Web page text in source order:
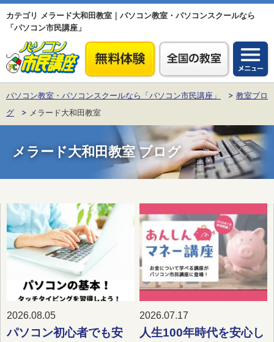
カテゴリ メラード大和田教室｜パソコン教室・パソコンスクールなら
「パソコン市民講座」
パソコン教室・パソコンスクールなら「パソコン市民講座」
教室ブロ
グ
メラード大和田教室
メラード大和田教室ブログ
2026.08.05
パソコン初心者でも安
2026.07.17
人生100年時代を安心し